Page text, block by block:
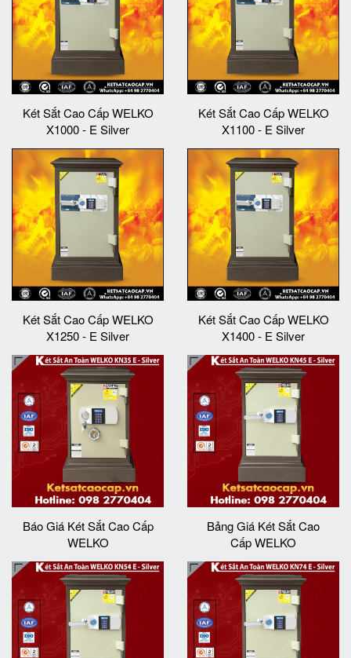
Két Sắt Cao Cấp WELKO
X1000 - E Silver
Két Sắt Cao Cấp WELKO
X1100 - E Silver
Két Sắt Cao Cấp WELKO
X1250 - E Silver
Két Sắt Cao Cấp WELKO
X1400 - E Silver
Báo Giá Két Sắt Cao Cấp
WELKO
Bảng Giá Két Sắt Cao
Cấp WELKO